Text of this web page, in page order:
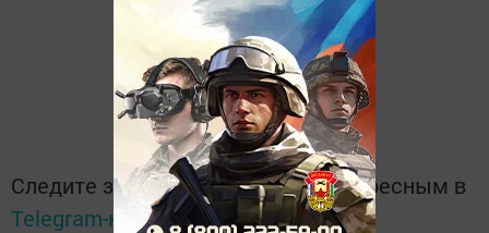
Следите за самым важным и интересным в
Telegram-канале Татмедиа